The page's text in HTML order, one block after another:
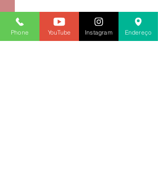
Phone YouTube Instagram Endereço